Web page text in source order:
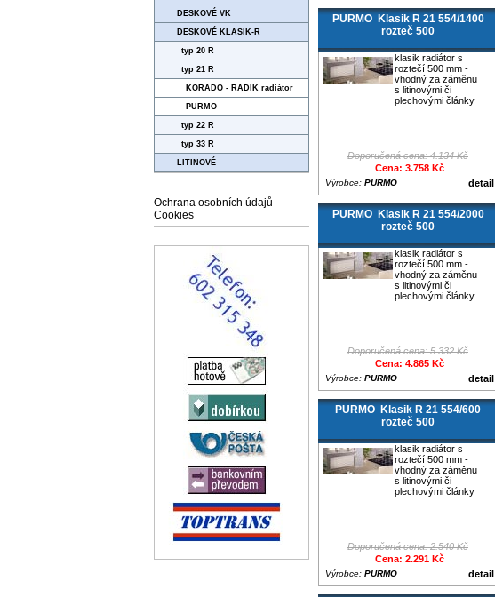
DESKOVÉ VK
DESKOVÉ KLASIK-R
typ 20 R
typ 21 R
KORADO - RADIK radiátor
PURMO
typ 22 R
typ 33 R
LITINOVÉ
Ochrana osobních údajů
Cookies
PURMO Klasik R 21 554/1400
rozteč 500
klasik radiátor s
roztečí 500 mm -
vhodný za záměnu
s litinovými či
plechovými články
Doporučená cena: 4.134 Kč
Cena: 3.758 Kč
detail
Výrobce: PURMO
PURMO Klasik R 21 554/2000
rozteč 500
klasik radiátor s
roztečí 500 mm -
vhodný za záměnu
s litinovými či
plechovými články
Doporučená cena: 5.332 Kč
Cena: 4.865 Kč
detail
Výrobce: PURMO
PURMO Klasik R 21 554/600
rozteč 500
klasik radiátor s
roztečí 500 mm -
vhodný za záměnu
s litinovými či
plechovými články
Doporučená cena: 2.540 Kč
Cena: 2.291 Kč
detail
Výrobce: PURMO